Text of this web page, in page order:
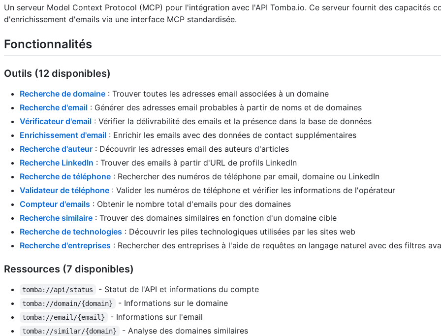
Un serveur Model Context Protocol (MCP) pour l'intégration avec l'API Tomba.io. Ce serveur fournit des capacités
d'enrichissement d'emails via une interface MCP standardisée.
Fonctionnalités
Outils (12 disponibles)
Recherche de domaine : Trouver toutes les adresses email associées à un domaine
Recherche d'email : Générer des adresses email probables à partir de noms et de domaines
Vérificateur d'email : Vérifier la délivrabilité des emails et la présence dans la base de données
Enrichissement d'email : Enrichir les emails avec des données de contact supplémentaires
Recherche d'auteur : Découvrir les adresses email des auteurs d'articles
Recherche LinkedIn : Trouver des emails à partir d'URL de profils LinkedIn
Recherche de téléphone : Rechercher des numéros de téléphone par email, domaine ou LinkedIn
Validateur de téléphone : Valider les numéros de téléphone et vérifier les informations de l'opérateur
Compteur d'emails : Obtenir le nombre total d'emails pour des domaines
Recherche similaire : Trouver des domaines similaires en fonction d'un domaine cible
Recherche de technologies : Découvrir les piles technologiques utilisées par les sites web
Recherche d'entreprises : Rechercher des entreprises à l'aide de requêtes en langage naturel avec des filtres
Ressources (7 disponibles)
tomba://api/status - Statut de l'API et informations du compte
tomba://domain/{domain} - Informations sur le domaine
tomba://email/{email} - Informations sur l'email
tomba://similar/{domain} - Analyse des domaines similaires